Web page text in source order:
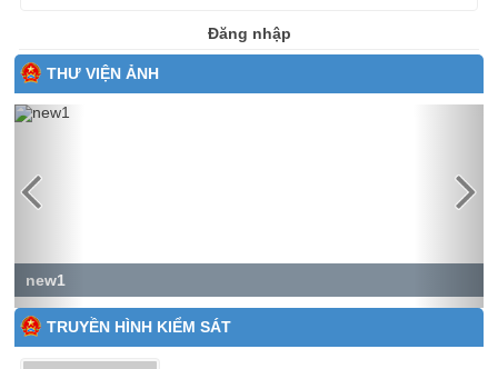
Đăng nhập
THƯ VIỆN ẢNH
new1
Previous
TRUYỀN HÌNH KIỂM SÁT